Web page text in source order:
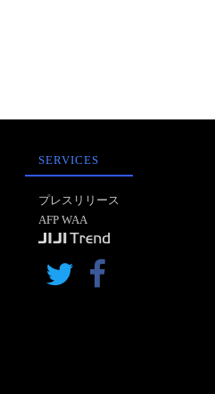
SERVICES
プレスリリース
AFP WAA